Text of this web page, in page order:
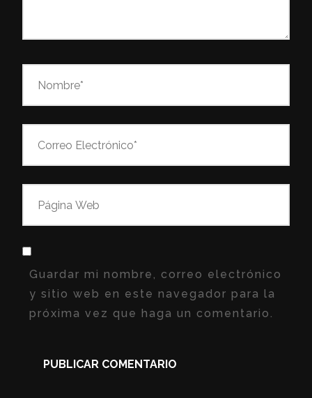
Guardar mi nombre, correo electrónico
y sitio web en este navegador para la
próxima vez que haga un comentario.